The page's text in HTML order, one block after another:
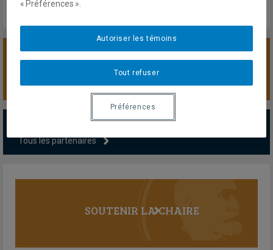
SOUTENIR LA CHAIRE
PARTENAIRES MAJEURS
Tous les partenaires
SOUTENIR LA CHAIRE
« Préférences ».
Tout refuser
Autoriser les témoins
Préférences